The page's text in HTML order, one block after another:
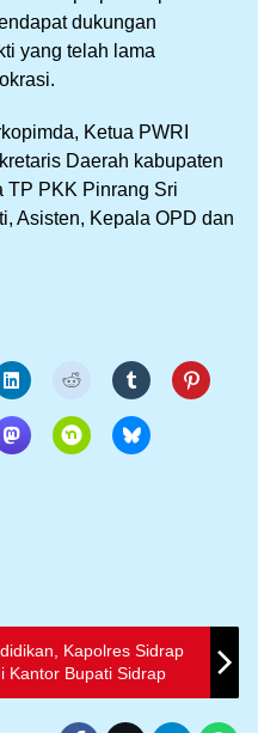
dukungan
yang telah lama
Ketua PWRI
Daerah kabupaten
TP PKK Pinrang Sri
Asisten, Kepala OPD dan
Kapolres Sidrap
Kantor Bupati Sidrap